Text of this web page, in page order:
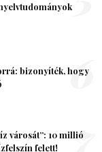
bizonyíték, hogy
6
városát”: 10 millió
felett!
7